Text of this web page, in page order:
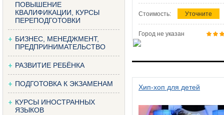
ПОВЫШЕНИЕ
КВАЛИФИКАЦИИ, КУРСЫ
ПЕРЕПОДГОТОВКИ
БИЗНЕС, МЕНЕДЖМЕНТ,
ПРЕДПРИНИМАТЕЛЬСТВО
РАЗВИТИЕ РЕБЁНКА
ПОДГОТОВКА К ЭКЗАМЕНАМ
КУРСЫ ИНОСТРАННЫХ
ЯЗЫКОВ
Стоимость: Уточните
Город не указан
Хип-хоп для детей